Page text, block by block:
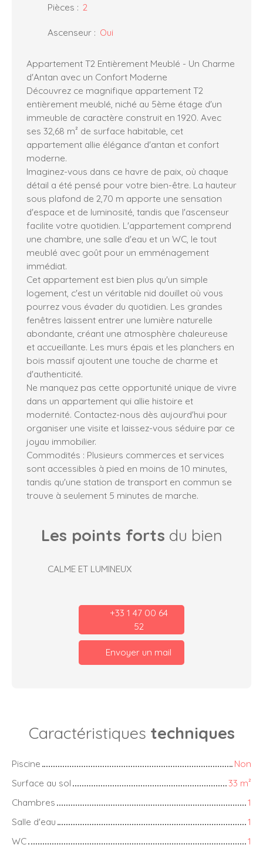
Pièces : 2
Ascenseur : Oui
Appartement T2 Entièrement Meublé - Un Charme
d'Antan avec un Confort Moderne
Découvrez ce magnifique appartement T2
entièrement meublé, niché au 5ème étage d'un
immeuble de caractère construit en 1920. Avec
ses 32,68 m² de surface habitable, cet
appartement allie élégance d'antan et confort
moderne.
Imaginez-vous dans ce havre de paix, où chaque
détail a été pensé pour votre bien-être. La hauteur
sous plafond de 2,70 m apporte une sensation
d'espace et de luminosité, tandis que l'ascenseur
facilite votre quotidien. L'appartement comprend
une chambre, une salle d'eau et un WC, le tout
meublé avec goût pour un emménagement
immédiat.
Cet appartement est bien plus qu'un simple
logement, c'est un véritable nid douillet où vous
pourrez vous évader du quotidien. Les grandes
fenêtres laissent entrer une lumière naturelle
abondante, créant une atmosphère chaleureuse
et accueillante. Les murs épais et les planchers en
bois massif ajoutent une touche de charme et
d'authenticité.
Ne manquez pas cette opportunité unique de vivre
dans un appartement qui allie histoire et
modernité. Contactez-nous dès aujourd'hui pour
organiser une visite et laissez-vous séduire par ce
joyau immobilier.
Commodités : Plusieurs commerces et services
sont accessibles à pied en moins de 10 minutes,
tandis qu'une station de transport en commun se
trouve à seulement 5 minutes de marche.
Les points forts du bien
CALME ET LUMINEUX
+33 1 47 00 64
52
Envoyer un mail
Caractéristiques techniques
Piscine
Non
Surface au sol
33 m²
Chambres
1
Salle d'eau
1
WC
1